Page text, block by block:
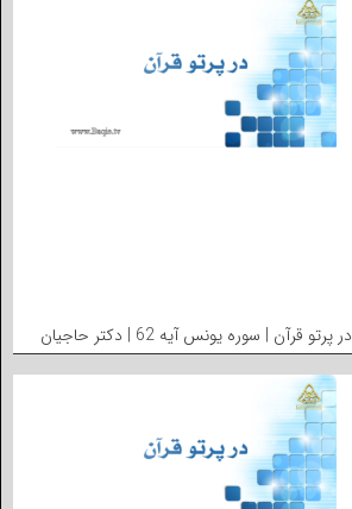
در پرتو قرآن | سوره یونس آیه 62 | دکتر حاجیان